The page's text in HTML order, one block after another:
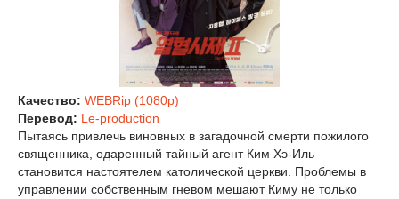
Качество: WEBRip (1080p)
Перевод: Le-production
Пытаясь привлечь виновных в загадочной смерти пожилого
священника, одаренный тайный агент Ким Хэ-Иль
становится настоятелем католической церкви. Проблемы в
управлении собственным гневом мешают Киму не только